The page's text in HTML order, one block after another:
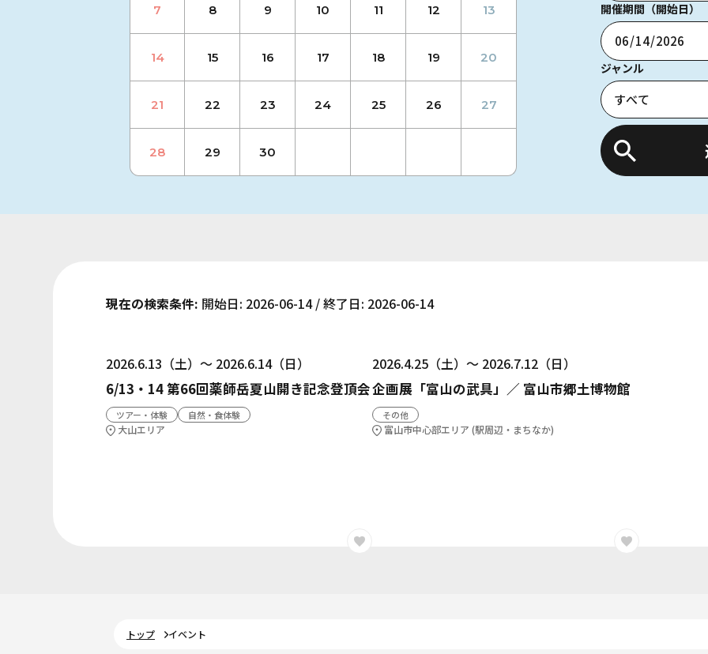
7 8 9 10 11 12 13
14 15 16 17 18 19 20
21 22 23 24 25 26 27
28 29 30
開催期間（開始日）
ジャンル
現在の検索条件: 開始日: 2026-06-14 / 終了日: 2026-06-14
2026.6.13（土）～ 2026.6.14（日）
6/13・14 第66回薬師岳夏山開き記念登頂会
ツアー・体験 自然・食体験
大山エリア
2026.4.25（土）～ 2026.7.12（日）
企画展「富山の武具」／ 富山市郷土博物館
その他
富山市中心部エリア (駅周辺・まちなか)
トップ イベント